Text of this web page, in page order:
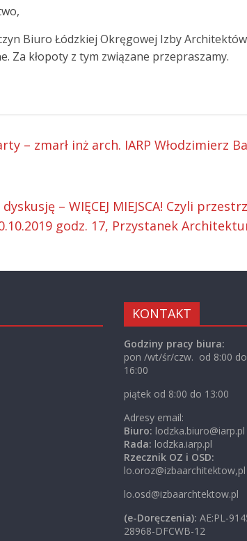
Biuro Łódzkiej Okręgowej Izby
Za kłopoty z tym związane przepraszamy.
– zmarł inż arch. IARP Włodzimierz
– WIĘCEJ MIEJSCA! Czyli
godz. 17, Przystanek
KONTAKT
Godziny pracy biura:
pon /wt/śr/czw. od 8:00 do
16:00
piątek od 8:00 do 13:00
Adresy email:
Biuro: lodzka.biuro@iarp.pl
Rada: lodzka.iarp.pl
Rzecznik OZ i OSD:
lo.oroz@izbaarchitektow,pl
lo.osd@izbaarchtektow.pl
(e-Doręczenia): AE:PL-
28968-DFCWB-12